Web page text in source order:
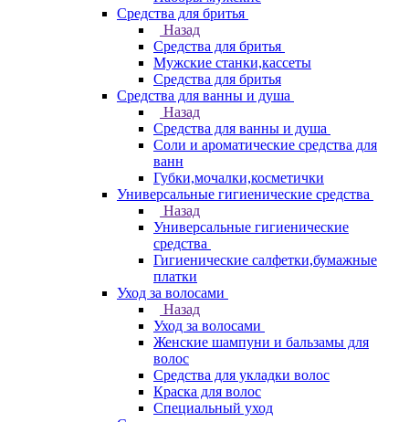
Средства для бритья
Назад
Средства для бритья
Мужские станки,кассеты
Средства для бритья
Средства для ванны и душа
Назад
Средства для ванны и душа
Соли и ароматические средства для
ванн
Губки,мочалки,косметички
Универсальные гигиенические средства
Назад
Универсальные гигиенические
средства
Гигиенические салфетки,бумажные
платки
Уход за волосами
Назад
Уход за волосами
Женские шампуни и бальзамы для
волос
Средства для укладки волос
Краска для волос
Специальный уход